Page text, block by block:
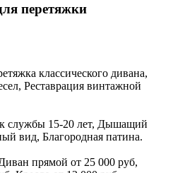
перетяжки
классического дивана,
Реставрация винтажной
службы 15-20 лет, Дышащий
вид, Благородная патина.
прямой от 25 000 руб,